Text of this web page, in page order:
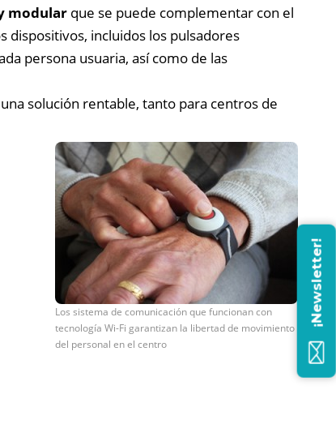
modular que se puede complementar con el
dispositivos, incluidos los pulsadores
persona usuaria, así como de las
solución rentable, tanto para centros de
Los sistema de comunicación que funcionan con
tecnología Wi-Fi garantizan la libertad de movimiento
del personal en el centro
¡Newsletter!